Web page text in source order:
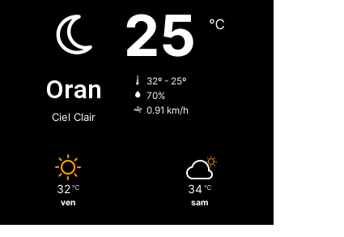
Oran
Ciel Clair
25 ℃
32º - 25º
70%
0.91 km/h
32 ℃
ven
34 ℃
sam